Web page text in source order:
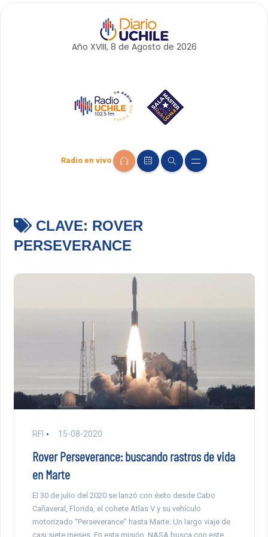
Año XVIII, 8 de Agosto de 2026
Radio en vivo
CLAVE: ROVER
PERSEVERANCE
RFI 15-08-2020
Rover Perseverance: buscando rastros de vida
en Marte
El 30 de julio del 2020 se lanzó con éxito desde Cabo
Cañaveral, Florida, el cohete Atlas V y su vehículo
motorizado “Perseverance” hasta Marte. Un largo viaje de
casi siete meses. En esta misión, NASA busca con este